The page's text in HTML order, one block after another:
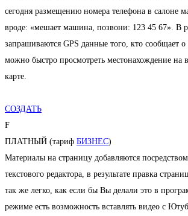
сегодня размещению номера телефона в салоне
вроде: «мешает машина, позвони: 123 45 67». В
запрашиваются GPS данные того, кто сообщает
можно быстро просмотреть местонахождение на
карте.
СОЗДАТЬ
F
ПЛАТНЫЙ (тариф БИЗНЕС)
Материалы на страницу добавляются
текстового редактора, в результате правка
так же легко, как если бы Вы делали это в
режиме есть возможность вставлять видео с